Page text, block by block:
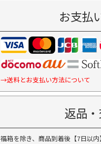
お支払
→送料とお支払い方法について
返品
福箱を除き、商品到着後【7日以